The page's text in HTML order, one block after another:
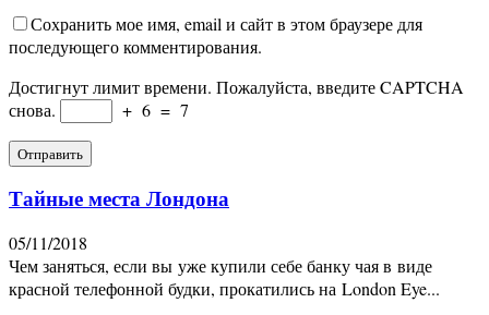
Сохранить мое имя, email и сайт в этом браузере для
последующего комментирования.
Достигнут лимит времени. Пожалуйста, введите CAPTCHA
снова.
+ 6 = 7
Тайные места Лондона
05/11/2018
Чем заняться, если вы уже купили себе банку чая в виде
красной телефонной будки, прокатились на London Eye...